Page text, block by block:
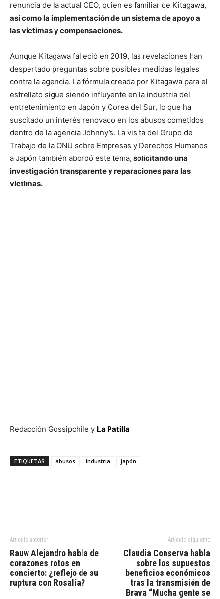
renuncia de la actual CEO, quien es familiar de Kitagawa,
así como la implementación de un sistema de apoyo a
las víctimas y compensaciones.
Aunque Kitagawa falleció en 2019, las revelaciones han
despertado preguntas sobre posibles medidas legales
contra la agencia. La fórmula creada por Kitagawa para el
estrellato sigue siendo influyente en la industria del
entretenimiento en Japón y Corea del Sur, lo que ha
suscitado un interés renovado en los abusos cometidos
dentro de la agencia Johnny’s. La visita del Grupo de
Trabajo de la ONU sobre Empresas y Derechos Humanos
a Japón también abordó este tema, solicitando una
investigación transparente y reparaciones para las
víctimas.
Redacción Gossipchile y La Patilla
ETIQUETAS abusos industria japón
Artículo anterior
Rauw Alejandro habla de
corazones rotos en
concierto: ¿reflejo de su
ruptura con Rosalía?
Artículo siguiente
Claudia Conserva habla
sobre los supuestos
beneficios económicos
tras la transmisión de
Brava “Mucha gente se